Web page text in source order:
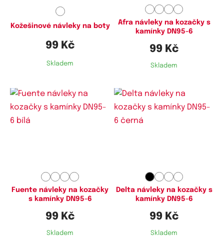
Kožešinové návleky na boty
99 Kč
Skladem
Afra návleky na kozačky s
kamínky DN95-6
99 Kč
Skladem
Fuente návleky na kozačky
s kamínky DN95-6
99 Kč
Skladem
Delta návleky na kozačky s
kamínky DN95-6
99 Kč
Skladem